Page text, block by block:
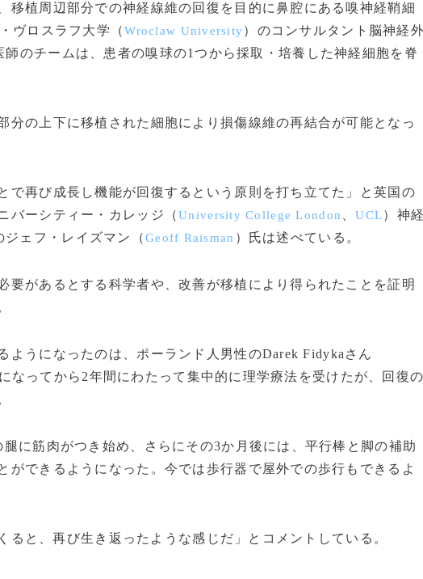
植周辺部分での神経線維の回復を目的に鼻腔にある嗅神経鞘細
ヴロスラフ大学（Wroclaw University）のコンサルタント脳神経
師のチームは、患者の嗅球の1つから採取・培養した神経細胞を脊
の上下に移植された細胞により損傷線維の再結合が可能となっ
で再び成長し機能が回復するという原則を打ち立てた」と英国の
バーシティー・カレッジ（University College London 、UCL）神
ジェフ・レイズマン（Geoff Raisman ）氏は述べている。
があるとする科学者や、改善が移植により得られたことを証明
うになったのは、ポーランド人男性のDarek Fidykaさん
なってから2年間にわたって集中的に理学療法を受けたが、回復
に筋肉がつき始め、さらにその3か月後には、平行棒と脚の補助
ができるようになった。今では歩行器で屋外での歩行もできるよ
と、再び生き返ったような感じだ」とコメントしている。